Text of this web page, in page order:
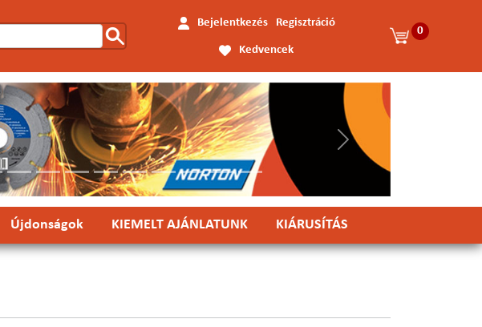
Bejelentkezés Regisztráció
Kedvencek
0
Következő
Újdonságok KIEMELT AJÁNLATUNK KIÁRUSÍTÁS